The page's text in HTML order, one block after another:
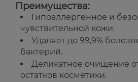
Преимущества:
Гипоаллергенное и
чувствительной кожи.
Удаляет до 99,9%
бактерий.
Деликатное очищение
остатков косметики.